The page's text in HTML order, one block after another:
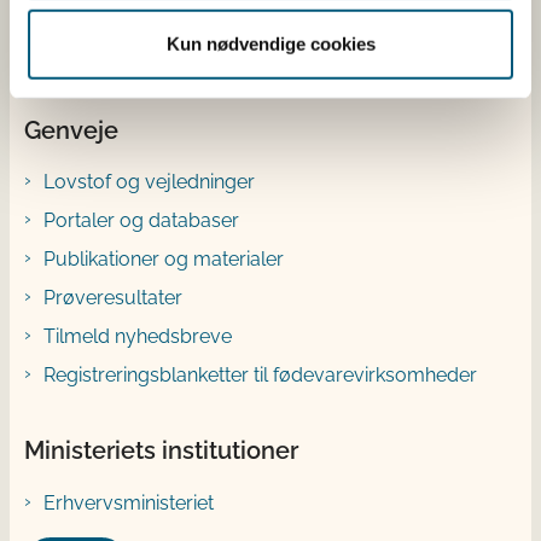
Kun nødvendige cookies
Genveje
Lovstof og vejledninger
Portaler og databaser
Publikationer og materialer
Prøveresultater
Tilmeld nyhedsbreve
Registreringsblanketter til fødevarevirksomheder
Ministeriets institutioner
Erhvervsministeriet